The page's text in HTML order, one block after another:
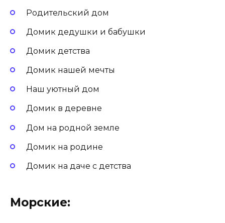
Родительский дом
Домик дедушки и бабушки
Домик детства
Домик нашей мечты
Наш уютный дом
Домик в деревне
Дом на родной земле
Домик на родине
Домик на даче с детства
Морские: